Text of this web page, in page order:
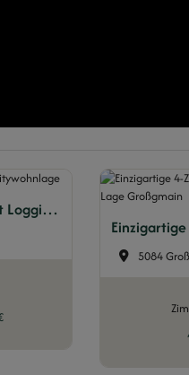
Anlage: Schöne 2,5 Zimmer-Wohnung mit Loggia - Citywohnlage
5084